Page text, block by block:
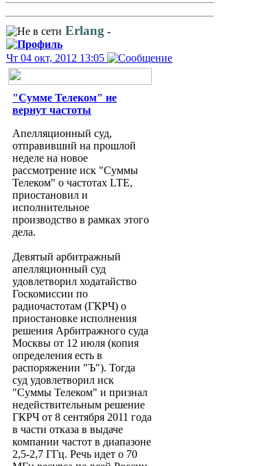
Erlang -
Чт 04 окт, 2012 13:05
"Сумме Телеком" не
вернут частоты
Апелляционный суд,
отправивший на прошлой
неделе на новое
рассмотрение иск "Суммы
Телеком" о частотах LTE,
приостановил и
исполнительное
производство в рамках этого
дела.
Девятый арбитражный
апелляционный суд
удовлетворил ходатайство
Госкомиссии по
радиочастотам (ГКРЧ) о
приостановке исполнения
решения Арбитражного суда
Москвы от 12 июля (копия
определения есть в
распоряжении "Ъ"). Тогда
суд удовлетворил иск
"Суммы Телеком" и признал
недействительным решение
ГКРЧ от 8 сентября 2011 года
в части отказа в выдаче
компании частот в диапазоне
2,5-2,7 ГГц. Речь идет о 70